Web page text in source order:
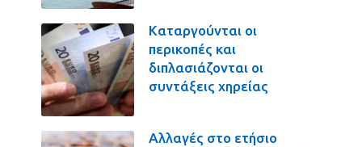
Καταργούνται οι
περικοπές και
διπλασιάζονται οι
συντάξεις χηρείας
Αλλαγές στο ετήσιο